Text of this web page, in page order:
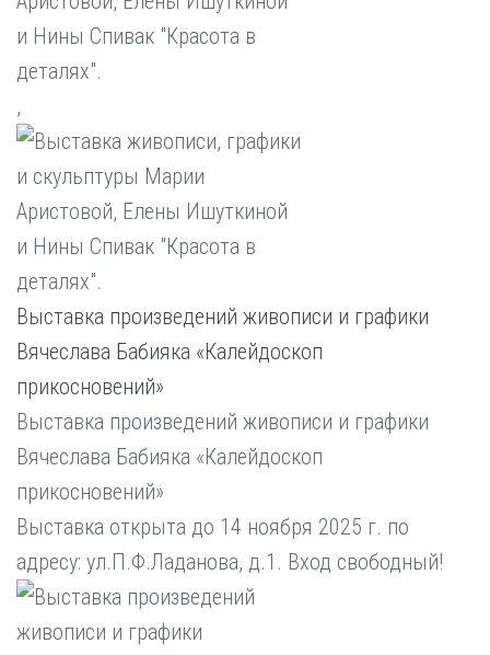
,
Выставка произведений живописи и графики
Вячеслава Бабияка «Калейдоскоп
прикосновений»
Выставка произведений живописи и графики
Вячеслава Бабияка «Калейдоскоп
прикосновений»
Выставка открыта до 14 ноября 2025 г. по
адресу: ул.П.Ф.Ладанова, д.1. Вход свободный!